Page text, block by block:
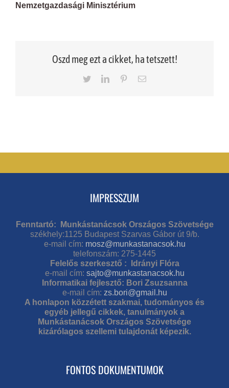
Nemzetgazdasági Minisztérium
Oszd meg ezt a cikket, ha tetszett!
TwitterLinkedInPinterestEmail
IMPRESSZUM
Fenntartó: Munkástanácsok Országos Szövetsége
székhely:1125 Budapest Szarvas Gábor út 9/b.
e-mail cím: mosz@munkastanacsok.hu
telefonszám: 275-1445
Felelős szerkesztő : Idrányi Flóra
e-mail cím: sajto@munkastanacsok.hu
Informatikai fejlesztő: Bori Zsuzsanna
e-mail cím: zs.bori@gmail.hu
A honlapon közzétett szakmai, tudományos és
egyéb jellegű cikkek, tanulmányok a
Munkástanácsok Országos Szövetsége
kizárólagos szellemi tulajdonát képezik.
FONTOS DOKUMENTUMOK